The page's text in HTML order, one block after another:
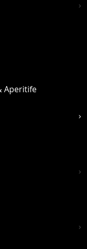
Aperitife